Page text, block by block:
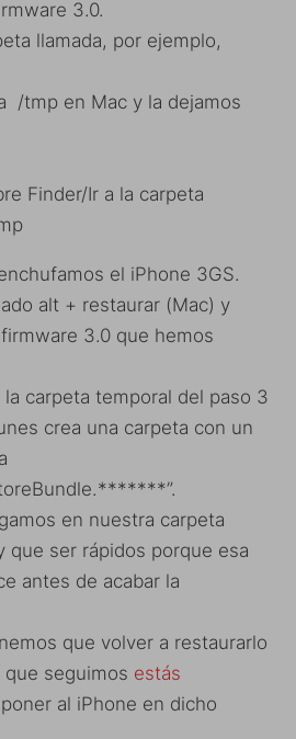
3.0.
llamada, por ejemplo,
/tmp en Mac y la dejamos
Finder/Ir a la carpeta
el iPhone 3GS.
alt + restaurar (Mac) y
3.0 que hemos
carpeta temporal del paso 3
crea una carpeta con un
en nuestra carpeta
que ser rápidos porque esa
antes de acabar la
que volver a restaurarlo
que seguimos estás
al iPhone en dicho